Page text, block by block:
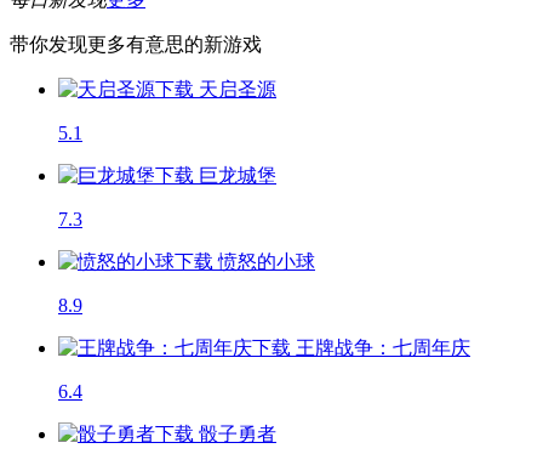
带你发现更多有意思的新游戏
天启圣源
5.1
巨龙城堡
7.3
愤怒的小球
8.9
王牌战争：七周年庆
6.4
骰子勇者